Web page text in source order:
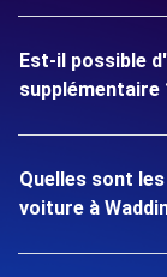
Est-il possible
supplémentaire
Quelles sont
voiture à